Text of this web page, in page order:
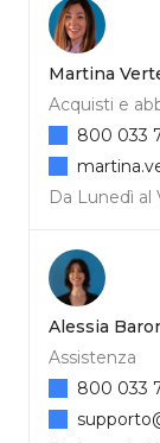
Martina
Acquisti e
Da Lunedì al
800 033
Alessia
Assistenza
800 033